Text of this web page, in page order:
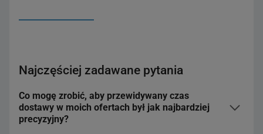
Najczęściej zadawane pytania
Co mogę zrobić, aby przewidywany czas
dostawy w moich ofertach był jak najbardziej
precyzyjny?